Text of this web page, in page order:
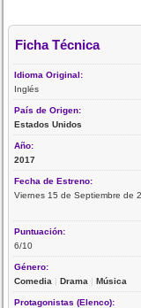
Ficha Técnica
Idioma Original:
Inglés
País de Origen:
Estados Unidos
Año:
2017
Fecha de Estreno:
Viernes 15 de Septiembre de
Puntuación:
6/10
Género:
Comedia |Drama |Música
Protagonistas (Elenco):